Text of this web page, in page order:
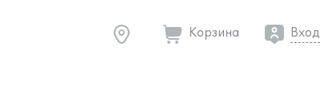
Корзина Вход